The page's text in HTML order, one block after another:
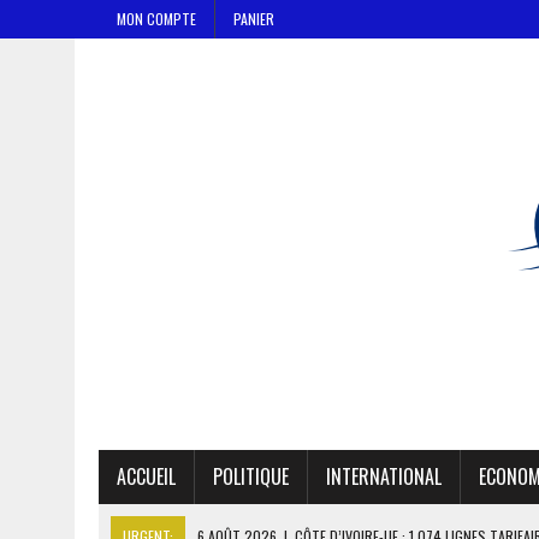
MON COMPTE PANIER
ACCUEIL POLITIQUE INTERNATIONAL